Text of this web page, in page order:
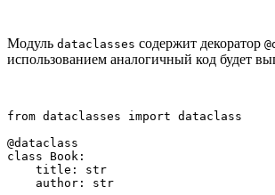
Модуль dataclasses содержит декоратор
использованием аналогичный код будет
from dataclasses import dataclass
@dataclass
class Book:
    title: str
    author: str